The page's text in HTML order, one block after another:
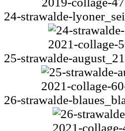
24-strawalde-
25-strawalde-
26-strawalde-